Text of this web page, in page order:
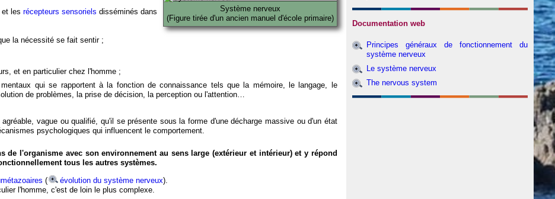
Système nerveux
(Figure tirée d'un ancien manuel d'école primaire)
et les récepteurs sensoriels disséminés dans
la nécessité se fait sentir ;
et en particulier chez l'homme ;
qui se rapportent à la fonction de connaissance tels que la mémoire, le langage, le
de problèmes, la prise de décision, la perception ou l'attention…
vague ou qualifié, qu'il se présente sous la forme d'une décharge massive ou d'un état
psychologiques qui influencent le comportement.
de l'organisme avec son environnement au sens large (extérieur et intérieur) et y répond
tous les autres systèmes.
( évolution du système nerveux).
l'homme, c'est de loin le plus complexe.
Documentation web
Principes généraux de fonctionnement du
système nerveux
Le système nerveux
The nervous system